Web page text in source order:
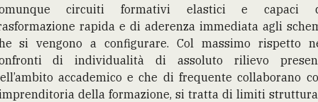
circuiti formativi elastici e capaci
rapida e di aderenza immediata agli
si vengono a configurare. Col massimo rispetto
di individualità di assoluto rilievo
accademico e che di frequente collaborano
della formazione, si tratta di limiti